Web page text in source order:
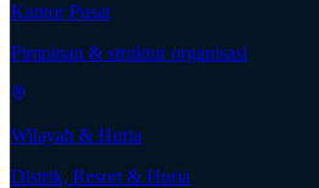
Kantor Pusat
Pimpinan & struktur organisasi
Wilayah & Huria
Distrik, Resort & Huria